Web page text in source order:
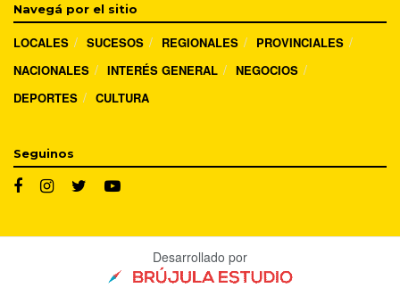
Navegá por el sitio
LOCALES SUCESOS REGIONALES
PROVINCIALES
NACIONALES
INTERÉS GENERAL
NEGOCIOS
DEPORTES
CULTURA
Seguinos
Desarrollado por